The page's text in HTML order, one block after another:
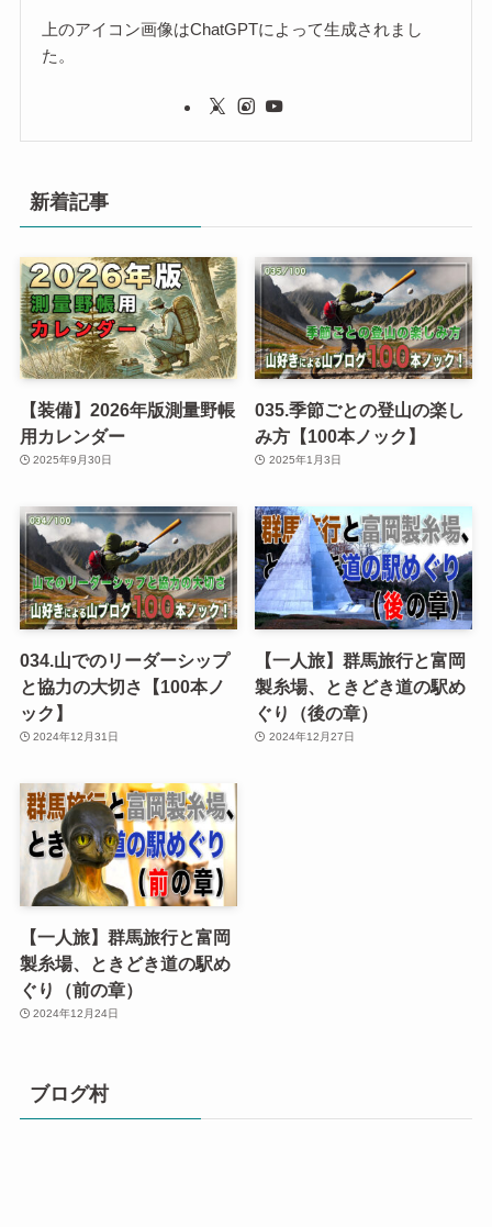
上のアイコン画像はChatGPTによって生成されまし
た。
新着記事
【装備】2026年版測量野帳
用カレンダー
2025年9月30日
035.季節ごとの登山の楽し
み方【100本ノック】
2025年1月3日
034.山でのリーダーシップ
と協力の大切さ【100本ノ
ック】
2024年12月31日
【一人旅】群馬旅行と富岡
製糸場、ときどき道の駅め
ぐり（後の章）
2024年12月27日
【一人旅】群馬旅行と富岡
製糸場、ときどき道の駅め
ぐり（前の章）
2024年12月24日
ブログ村